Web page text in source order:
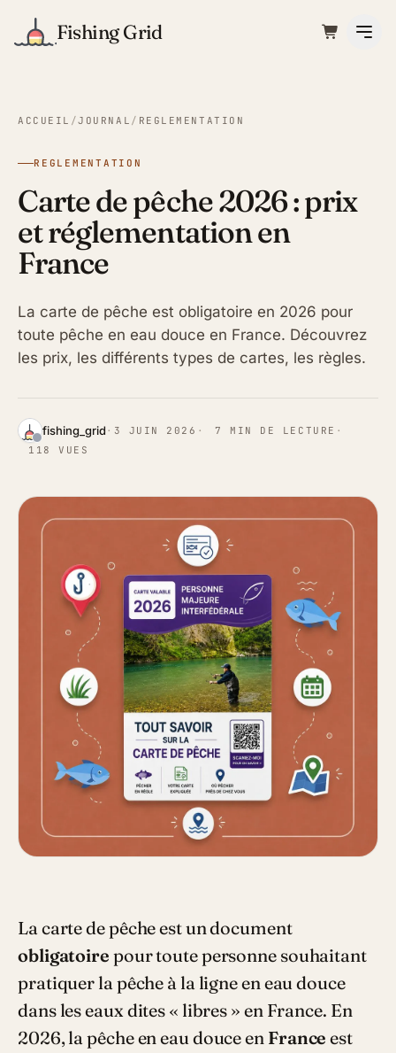
Fishing Grid
ACCUEIL /JOURNAL / REGLEMENTATION
REGLEMENTATION
Carte de pêche 2026 : prix
et réglementation en
France
La carte de pêche est obligatoire en 2026 pour
toute pêche en eau douce en France. Découvrez
les prix, les différents types de cartes, les règles.
fishing_grid · 3 JUIN 2026 · 7 MIN DE LECTURE ·
118 VUES
La carte de pêche est un document
obligatoire pour toute personne souhaitant
pratiquer la pêche à la ligne en eau douce
dans les eaux dites « libres » en France. En
2026, la pêche en eau douce en Franceest